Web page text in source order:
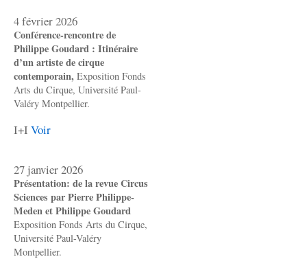
4 février 2026
Conférence-rencontre de
Philippe Goudard : Itinéraire
d’un artiste de cirque
contemporain, Exposition Fonds
Arts du Cirque, Université Paul-
Valéry Montpellier.
I+I Voir
27 janvier 2026
Présentation: de la revue Circus
Sciences par Pierre Philippe-
Meden et Philippe Goudard
Exposition Fonds Arts du Cirque,
Université Paul-Valéry
Montpellier.